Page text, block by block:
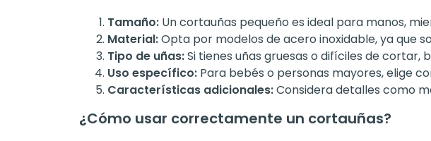
Tamaño: Un cortauñas pequeño es ideal para manos,
Material:Opta por modelos de acero inoxidable, ya que
Tipo de uñas:Si tienes uñas gruesas o difíciles de
Uso específico: Para bebés o personas mayores, elige
Características adicionales:Considera detalles como
¿Cómo usar correctamente un cortauñas?